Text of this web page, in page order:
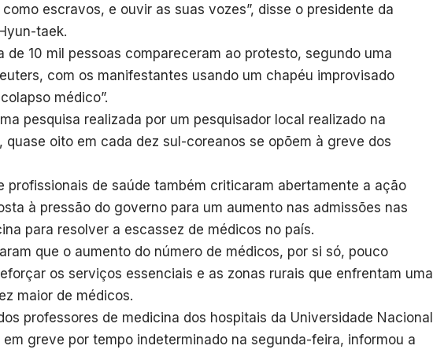
escravos, e ouvir as suas vozes”, disse o presidente da
taek.
de 10 mil pessoas compareceram ao protesto, segundo uma
com os manifestantes usando um chapéu improvisado
médico”.
pesquisa realizada por um pesquisador local realizado na
quase oito em cada dez sul-coreanos se opõem à greve dos
profissionais de saúde também criticaram abertamente a ação
à pressão do governo para um aumento nas admissões nas
para resolver a escassez de médicos no país.
que o aumento do número de médicos, por si só, pouco
os serviços essenciais e as zonas rurais que enfrentam uma
maior de médicos.
professores de medicina dos hospitais da Universidade Nacional
em greve por tempo indeterminado na segunda-feira, informou a